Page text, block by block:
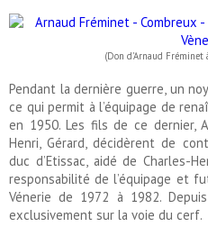
(Don d'Arnaud Fréminet
Pendant la dernière guerre, un
ce qui permit à l’équipage de
en 1950. Les fils de ce dernier,
Henri, Gérard, décidèrent de
duc d’Etissac, aidé de Charles-
responsabilité de l’équipage et
Vénerie de 1972 à 1982.
exclusivement sur la voie du cerf.